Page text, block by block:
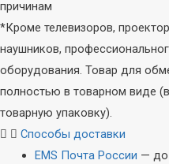
причинам
*Кроме телевизоров,
наушников,
оборудования. Товар для
полностью в товарном виде
товарную упаковку).
Способы доставки
EMS Почта России — до